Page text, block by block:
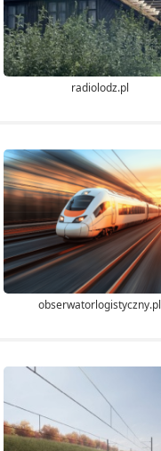
radiolodz.pl
obserwatorlogistyczny.pl